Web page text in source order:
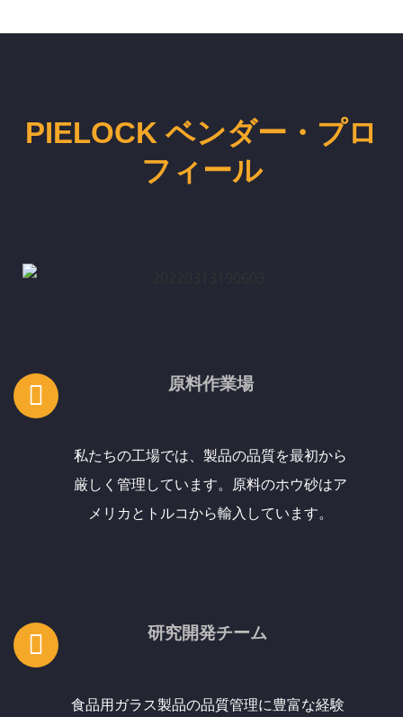
PIELOCK ベンダー・プロ
フィール
原料作業場
私たちの工場では、製品の品質を最初から
厳しく管理しています。原料のホウ砂はア
メリカとトルコから輸入しています。
研究開発チーム
食品用ガラス製品の品質管理に豊富な経験